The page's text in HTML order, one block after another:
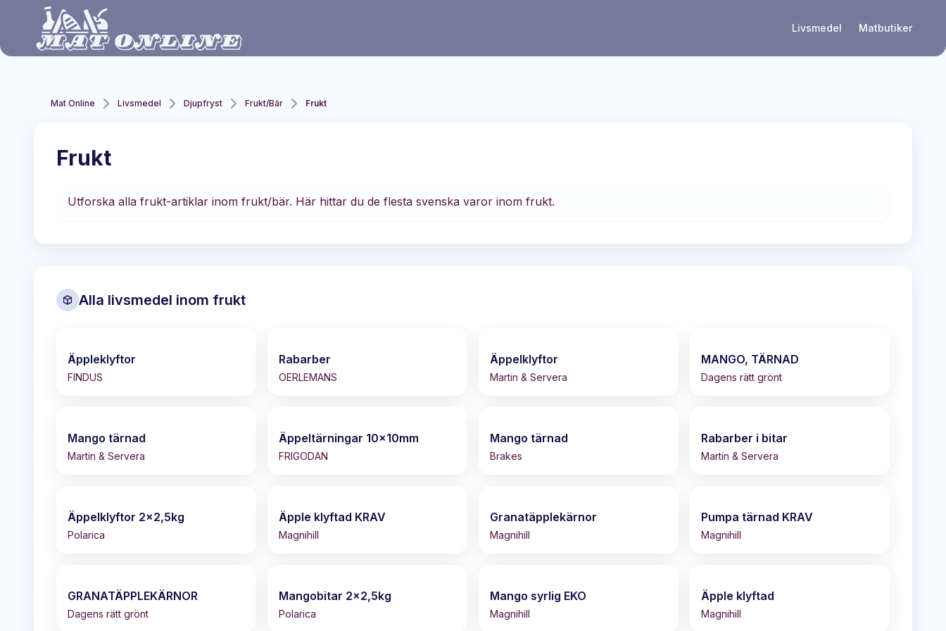
Hoppa till huvudinnehåll
Livsmedel Matbutiker
Mat Online Livsmedel Djupfryst Frukt/Bär Frukt
Frukt
Utforska alla frukt-artiklar inom frukt/bär. Här hittar du de flesta svenska varor inom frukt.
Alla livsmedel inom frukt
Äppleklyftor
FINDUS
Rabarber
OERLEMANS
Äppelklyftor
Martin & Servera
MANGO, TÄRNAD
Dagens rätt grönt
Mango tärnad
Martin & Servera
Äppeltärningar 10x10mm
FRIGODAN
Mango tärnad
Brakes
Rabarber i bitar
Martin & Servera
Äppelklyftor 2x2,5kg
Polarica
Äpple klyftad KRAV
Magnihill
Granatäpplekärnor
Magnihill
Pumpa tärnad KRAV
Magnihill
GRANATÄPPLEKÄRNOR
Dagens rätt grönt
Mangobitar 2x2,5kg
Polarica
Mango syrlig EKO
Magnihill
Äpple klyftad
Magnihill